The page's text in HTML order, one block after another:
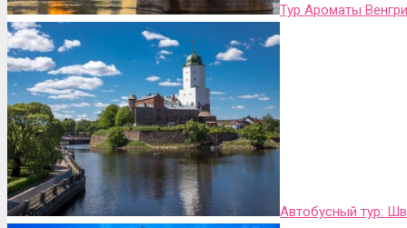
Тур Ароматы
Автобусный тур: